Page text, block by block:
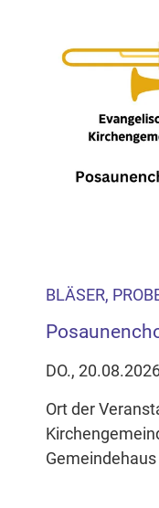
Anwendung
Inhalten Cookies
zur
Hier können
BLÄSER,
DO.,
Ort der
Gemeindehaus